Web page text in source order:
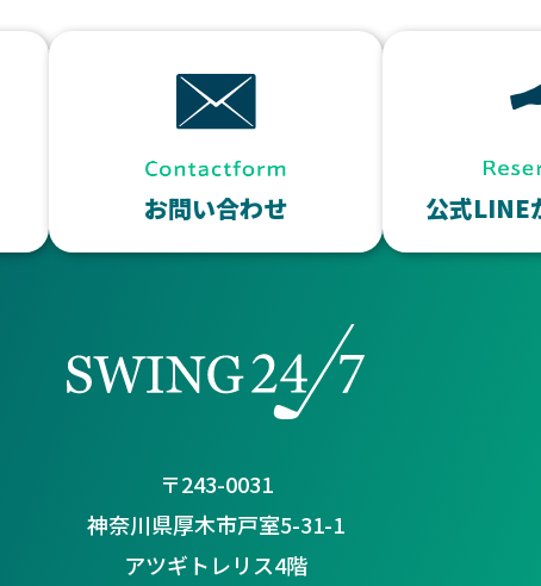
お問い合わせ 公式LINE
〒243-0031
神奈川県厚木市戸室5-31-1
アツギトレリス4階